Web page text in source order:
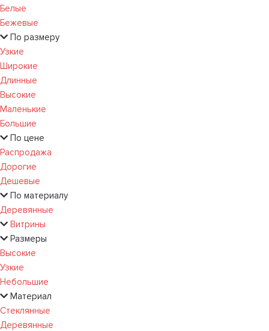
Белые
Бежевые
По размеру
Узкие
Широкие
Длинные
Высокие
Маленькие
Большие
По цене
Распродажа
Дорогие
Дешевые
По материалу
Деревянные
Витрины
Размеры
Высокие
Узкие
Небольшие
Материал
Стеклянные
Деревянные